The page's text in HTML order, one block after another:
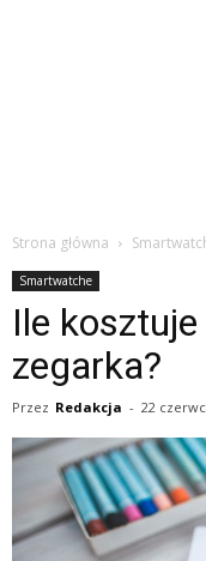
Strona główna
Smartwatche
Ile
zegarka?
Przez Redakcja - 22